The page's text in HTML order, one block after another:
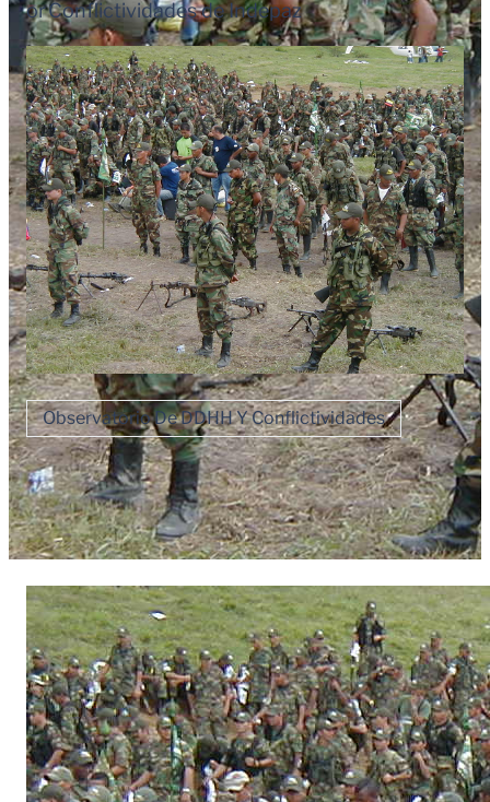
orConflictividades de Indepaz
Observatorio De DDHH Y Conflictividades